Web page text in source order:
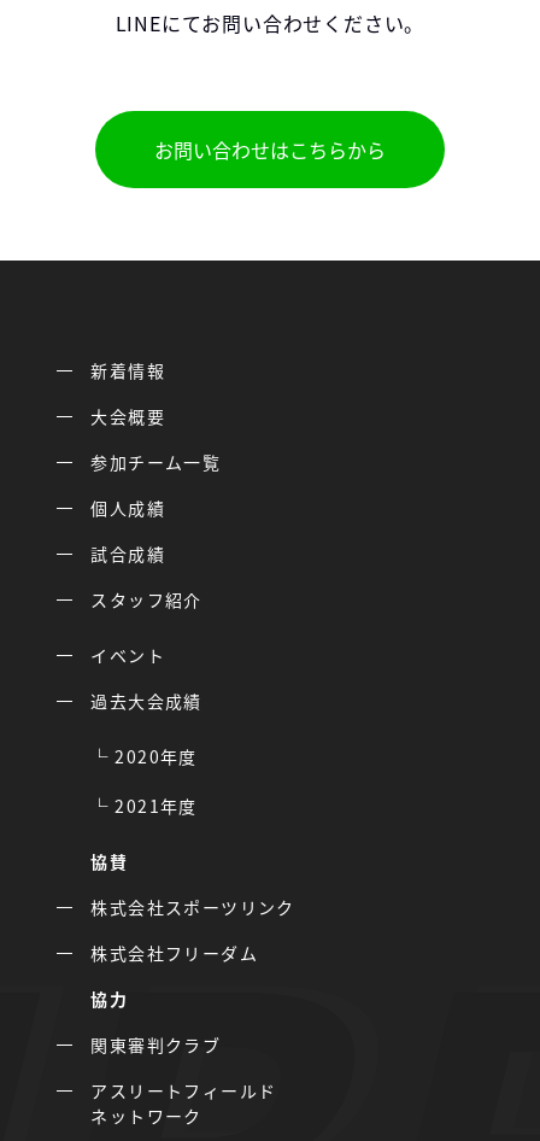
LINEにてお問い合わせください。
お問い合わせはこちらから
新着情報
大会概要
参加チーム一覧
個人成績
試合成績
スタッフ紹介
イベント
過去大会成績
2020年度
2021年度
協賛
株式会社スポーツリンク
株式会社フリーダム
協力
関東審判クラブ
アスリートフィールド
ネットワーク